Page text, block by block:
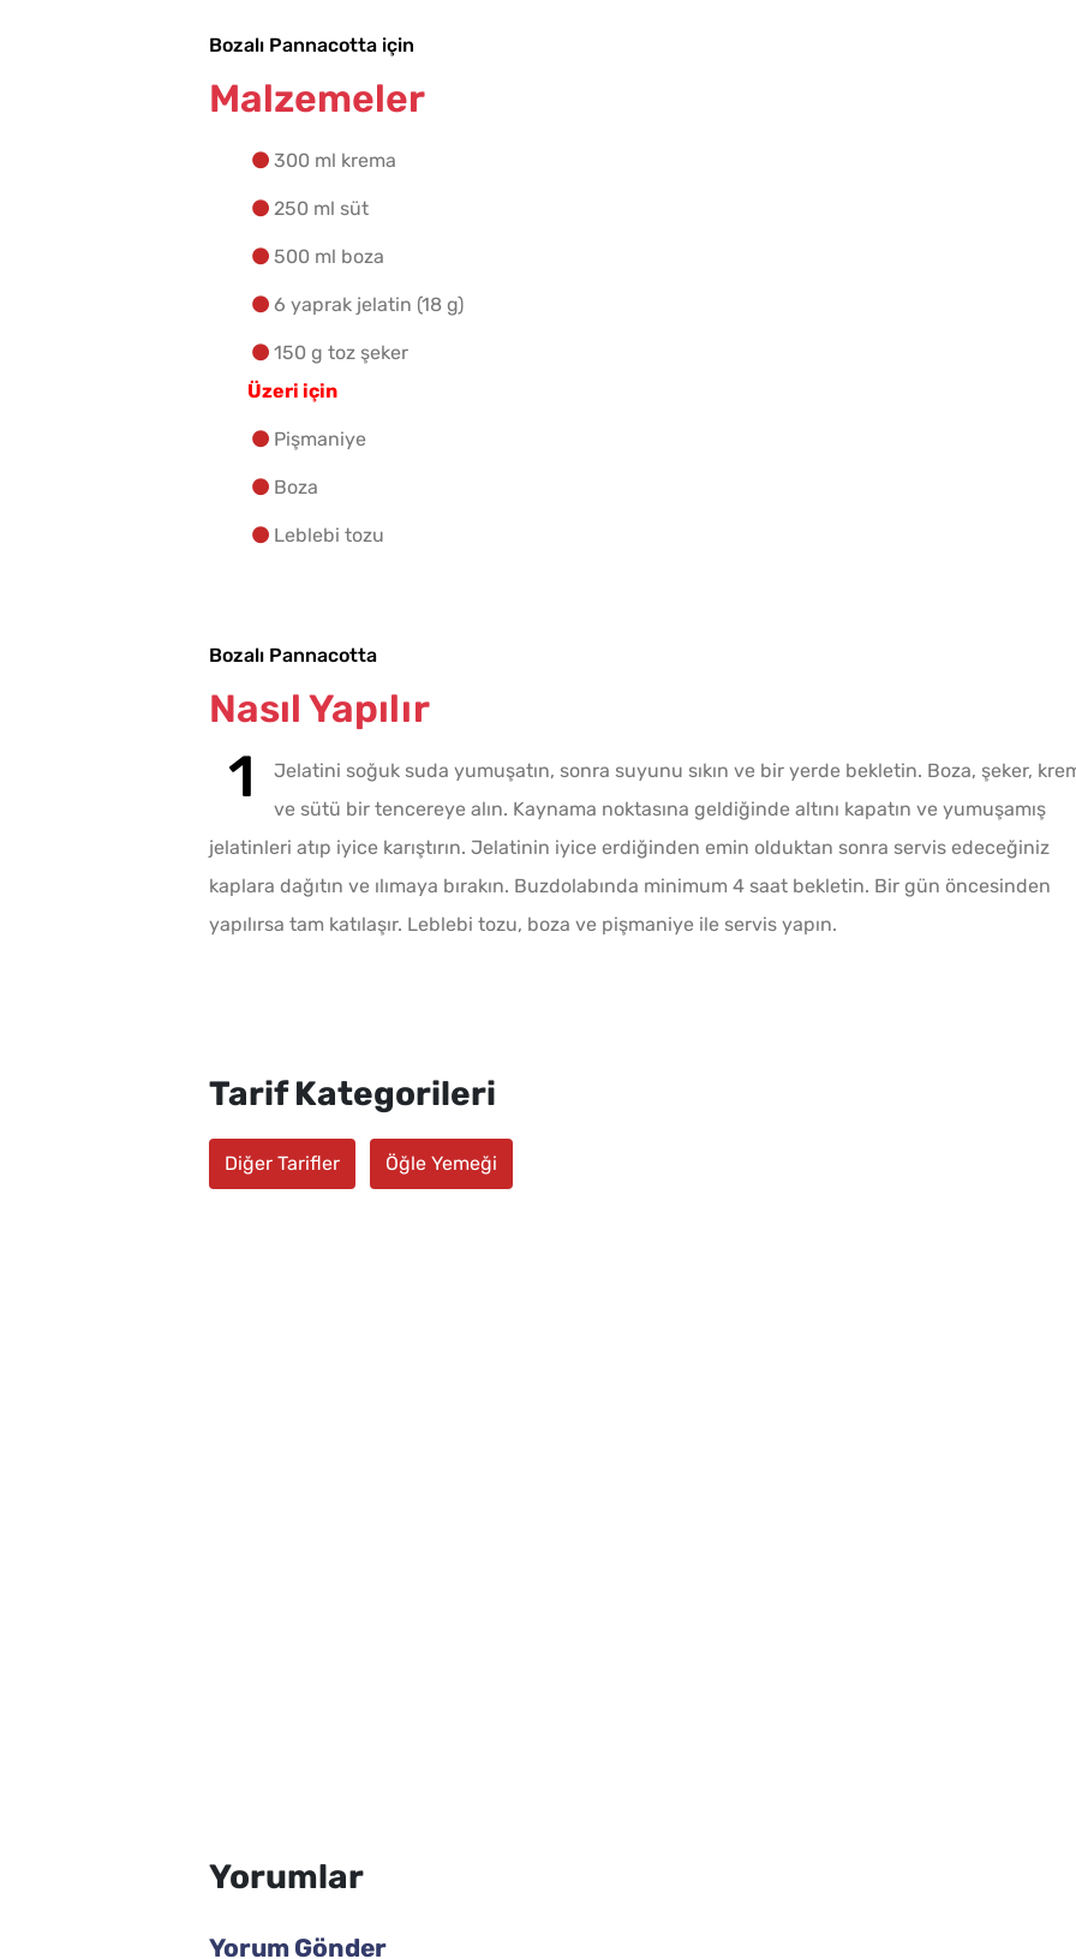
Tel
Tarifi
Bozalı Pannacotta için
Malzemeler
300 ml krema
250 ml süt
500 ml boza
6 yaprak jelatin (18 g)
150 g toz şeker
Üzeri için
Pişmaniye
Boza
Leblebi tozu
Bozalı Pannacotta
Nasıl Yapılır
Jelatini soğuk suda yumuşatın, sonra suyunu sıkın ve bir yerde bekletin. Boza, şeker,
ve sütü bir tencereye alın. Kaynama noktasına geldiğinde altını kapatın ve yumuşamış
jelatinleri atıp iyice karıştırın. Jelatinin iyice erdiğinden emin olduktan sonra servis edeceğiniz
kaplara dağıtın ve ılımaya bırakın. Buzdolabında minimum 4 saat bekletin. Bir gün öncesinden
yapılırsa tam katılaşır. Leblebi tozu, boza ve pişmaniye ile servis yapın.
Tarif Kategorileri
Diğer Tarifler Öğle Yemeği
Yorumlar
Yorum Gönder